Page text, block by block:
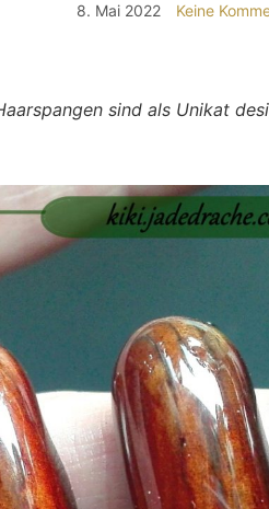
8. Mai 2022 Keine
sind als Unikat